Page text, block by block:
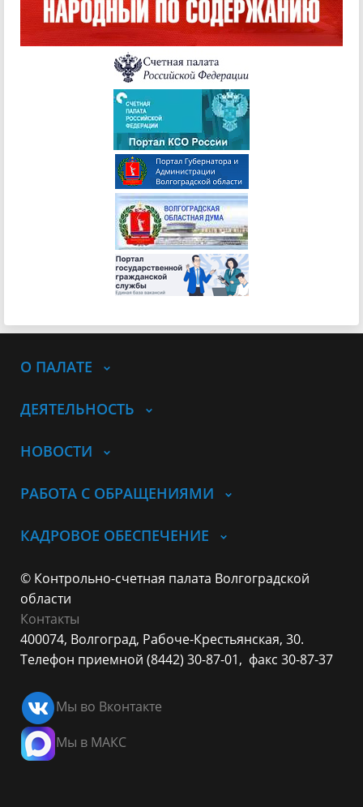
О ПАЛАТЕ
ДЕЯТЕЛЬНОСТЬ
НОВОСТИ
РАБОТА С ОБРАЩЕНИЯМИ
КАДРОВОЕ ОБЕСПЕЧЕНИЕ
© Контрольно-счетная палата Волгоградской
области
Контакты
400074, Волгоград, Рабоче-Крестьянская, 30.
Телефон приемной (8442) 30-87-01, факс 30-87-37
Мы во Вконтакте
Мы в МАКС